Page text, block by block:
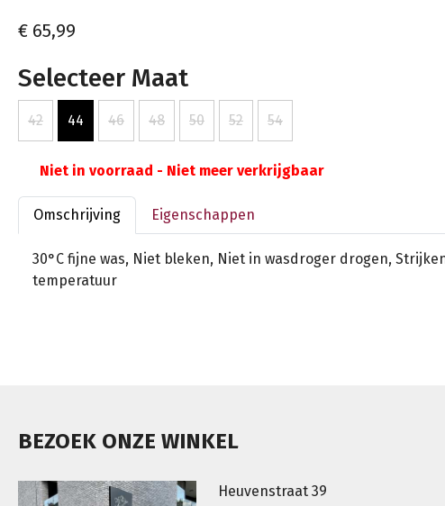
€ 65,99
Selecteer Maat
42 44 46 48 50 52 54
Niet in voorraad - Niet meer verkrijgbaar
Omschrijving Eigenschappen
30°C fijne was, Niet bleken, Niet in wasdroger drogen,
temperatuur
BEZOEK ONZE WINKEL
Heuvenstraat 39